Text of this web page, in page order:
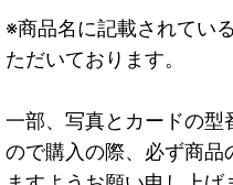
※商品名に記載されてい
ただいております。
一部、写真とカードの型
ので購入の際、必ず商品